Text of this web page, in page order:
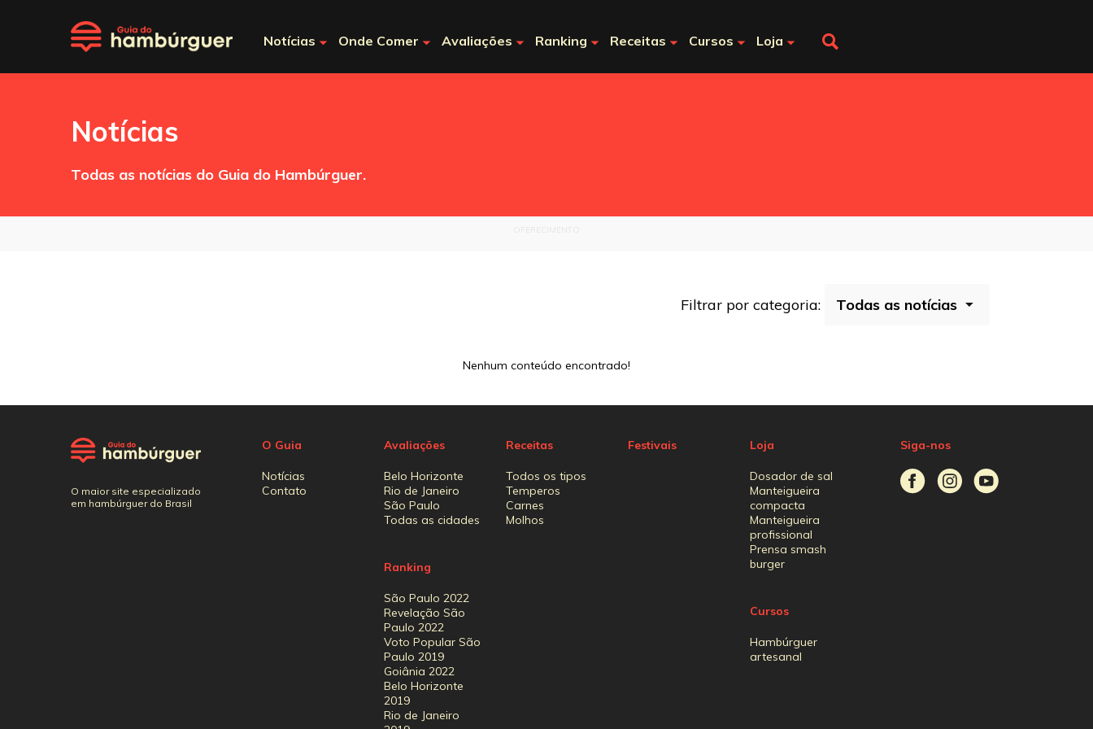
Notícias Onde Comer Avaliações Ranking Receitas Cursos Loja
Notícias
Todas as notícias do Guia do Hambúrguer.
Filtrar por categoria:
Nenhum conteúdo encontrado!
O maior site especializado
em hambúrguer do Brasil
O Guia
Notícias
Contato
Avaliações
Belo Horizonte
Rio de Janeiro
São Paulo
Todas as cidades
Ranking
São Paulo 2022
Revelação São
Paulo 2022
Voto Popular São
Paulo 2019
Goiânia 2022
Belo Horizonte
2019
Rio de Janeiro
Receitas
Todos os tipos
Temperos
Carnes
Molhos
Festivais Loja
Dosador de sal
Manteigueira
compacta
Manteigueira
profissional
Prensa smash
burger
Cursos
Hambúrguer
artesanal
Siga-nos